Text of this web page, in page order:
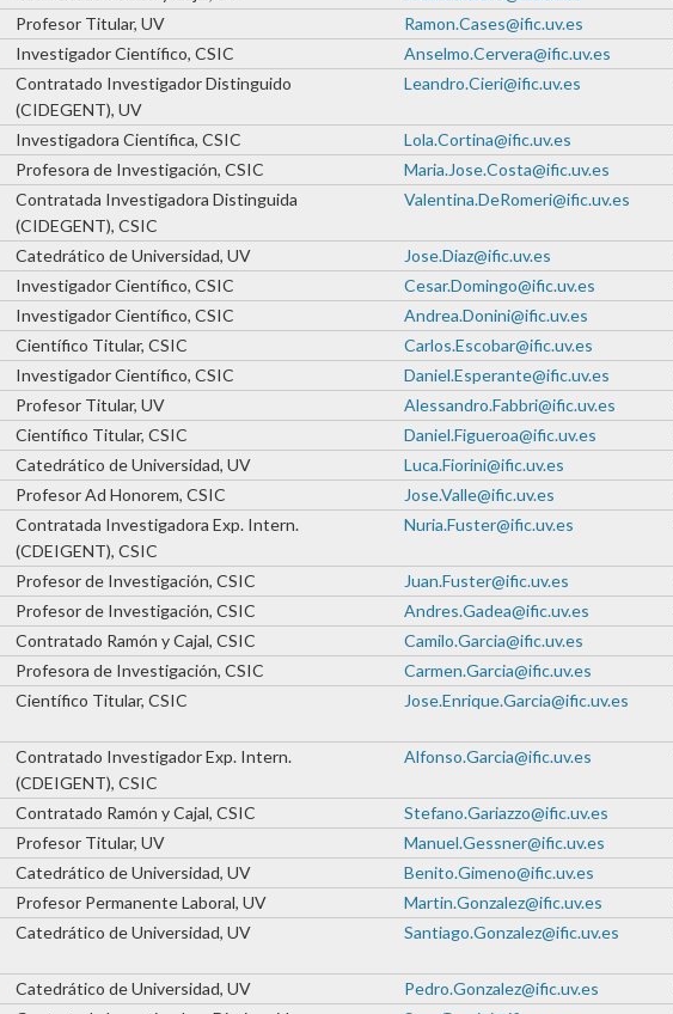
Profesor Titular, UV Ramon.Cases@ific.uv.es
Investigador Científico, CSIC Anselmo.Cervera@ific.uv.es
Contratado Investigador Distinguido
(CIDEGENT), UV
Leandro.Cieri@ific.uv.es
Investigadora Científica, CSIC Lola.Cortina@ific.uv.es
Profesora de Investigación, CSIC Maria.Jose.Costa@ific.uv.es
Contratada Investigadora Distinguida
(CIDEGENT), CSIC
Valentina.DeRomeri@ific.uv.es
Catedrático de Universidad, UV Jose.Diaz@ific.uv.es
Investigador Científico, CSIC Cesar.Domingo@ific.uv.es
Investigador Científico, CSIC Andrea.Donini@ific.uv.es
Científico Titular, CSIC Carlos.Escobar@ific.uv.es
Investigador Científico, CSIC Daniel.Esperante@ific.uv.es
Profesor Titular, UV Alessandro.Fabbri@ific.uv.es
Científico Titular, CSIC Daniel.Figueroa@ific.uv.es
Catedrático de Universidad, UV Luca.Fiorini@ific.uv.es
Profesor Ad Honorem, CSIC Jose.Valle@ific.uv.es
Contratada Investigadora Exp. Intern.
(CDEIGENT), CSIC
Nuria.Fuster@ific.uv.es
Profesor de Investigación, CSIC Juan.Fuster@ific.uv.es
Profesor de Investigación, CSIC Andres.Gadea@ific.uv.es
Contratado Ramón y Cajal, CSIC Camilo.Garcia@ific.uv.es
Profesora de Investigación, CSIC Carmen.Garcia@ific.uv.es
Científico Titular, CSIC Jose.Enrique.Garcia@ific.uv.es
Contratado Investigador Exp. Intern.
(CDEIGENT), CSIC
Alfonso.Garcia@ific.uv.es
Contratado Ramón y Cajal, CSIC Stefano.Gariazzo@ific.uv.es
Profesor Titular, UV Manuel.Gessner@ific.uv.es
Catedrático de Universidad, UV Benito.Gimeno@ific.uv.es
Profesor Permanente Laboral, UV Martin.Gonzalez@ific.uv.es
Catedrático de Universidad, UV Santiago.Gonzalez@ific.uv.es
Catedrático de Universidad, UV Pedro.Gonzalez@ific.uv.es